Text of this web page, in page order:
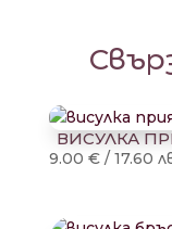
ВИСУЛКА
9.00 € / 17.60